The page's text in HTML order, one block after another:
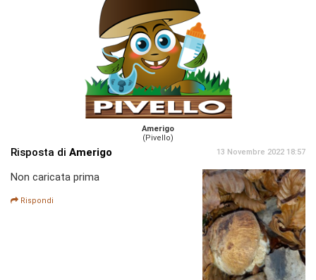
Amerigo
(Pivello)
Risposta di Amerigo 13 Novembre 2022 18:57
Non caricata prima
Rispondi